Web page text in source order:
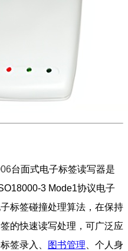
台面式电子标签读写器是
3 Mode1协议电子
标签碰撞处理算法，在保持
的快速读写处理，可广泛应
签录入、 图书管理 、个人身